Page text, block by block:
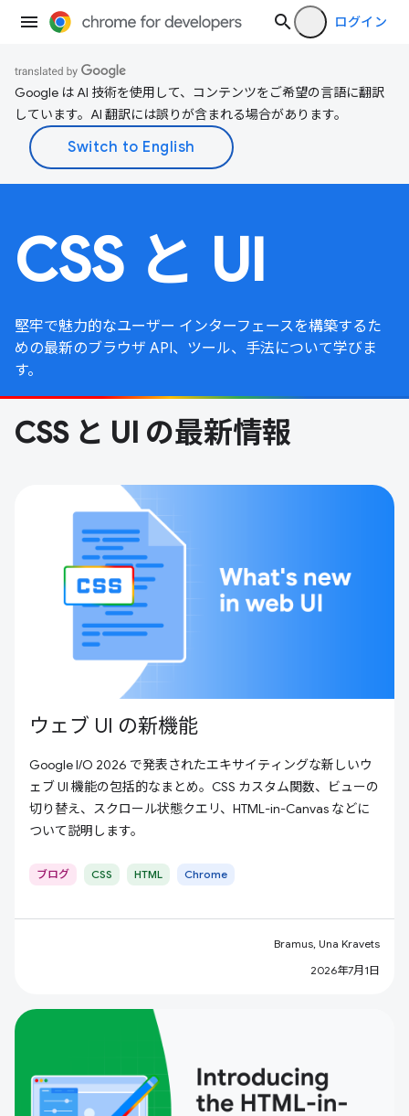
ログイン
Google は AI 技術を使用して、コンテンツをご希望の言語に翻訳
しています。AI 翻訳には誤りが含まれる場合があります。
CSS と UI
堅牢で魅力的なユーザー インターフェースを構築するた
めの最新のブラウザ API、ツール、手法について学びま
す。
CSS と UI の最新情報
ウェブ UI の新機能
Google I/O 2026 で発表されたエキサイティングな新しいウ
ェブ UI 機能の包括的なまとめ。CSS カスタム関数、ビューの
切り替え、スクロール状態クエリ、HTML-in-Canvas などに
ついて説明します。
ブログ CSS HTML Chrome
Bramus, Una Kravets
2026年7月1日